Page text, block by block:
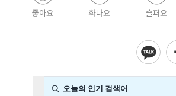
좋아요 화나요 슬퍼요